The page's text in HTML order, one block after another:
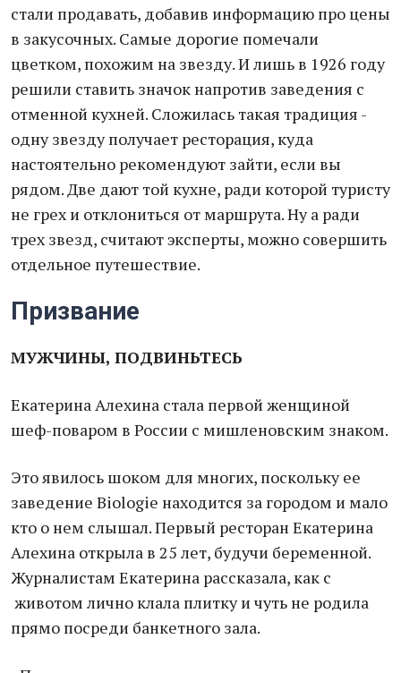
стали продавать, добавив информацию про цены
в закусочных. Самые дорогие помечали
цветком, похожим на звезду. И лишь в 1926 году
решили ставить значок напротив заведения с
отменной кухней. Сложилась такая традиция -
одну звезду получает ресторация, куда
настоятельно рекомендуют зайти, если вы
рядом. Две дают той кухне, ради которой туристу
не грех и отклониться от маршрута. Ну а ради
трех звезд, считают эксперты, можно совершить
отдельное путешествие.
Призвание
МУЖЧИНЫ, ПОДВИНЬТЕСЬ
Екатерина Алехина стала первой женщиной
шеф-поваром в России с мишленовским знаком.
Это явилось шоком для многих, поскольку ее
заведение Biologie находится за городом и мало
кто о нем слышал. Первый ресторан Екатерина
Алехина открыла в 25 лет, будучи беременной.
Журналистам Екатерина рассказала, как с
животом лично клала плитку и чуть не родила
прямо посреди банкетного зала.